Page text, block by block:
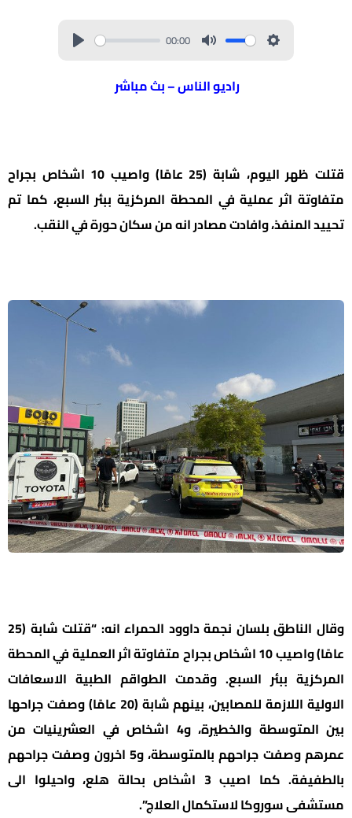
00:00
راديو الناس – بث مباشر
قتلت ظهر اليوم، شابة (25 عامًا) واصيب 10 اشخاص بجراح
متفاوتة اثر عملية في المحطة المركزية ببئر السبع، كما تم
تحييد المنفذ، وافادت مصادر انه من سكان حورة في النقب.
وقال الناطق بلسان نجمة داوود الحمراء انه: “قتلت شابة (25
عامًا) واصيب 10 اشخاص بجراح متفاوتة اثر العملية في المحطة
المركزية ببئر السبع. وقدمت الطواقم الطبية الاسعافات
الاولية اللازمة للمصابين، بينهم شابة (20 عامًا) وصفت جراحها
بين المتوسطة والخطيرة، و4 اشخاص في العشرينيات من
عمرهم وصفت جراحهم بالمتوسطة، و5 اخرون وصفت جراحهم
بالطفيفة. كما اصيب 3 اشخاص بحالة هلع، واحيلوا الى
مستشفى سوروكا لاستكمال العلاج”.